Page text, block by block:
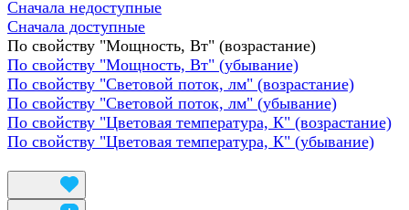
Сначала недоступные
Сначала доступные
По свойству "Мощность, Вт" (возрастание)
По свойству "Мощность, Вт" (убывание)
По свойству "Световой поток, лм" (возрастание)
По свойству "Световой поток, лм" (убывание)
По свойству "Цветовая температура, К" (возрастание)
По свойству "Цветовая температура, К" (убывание)